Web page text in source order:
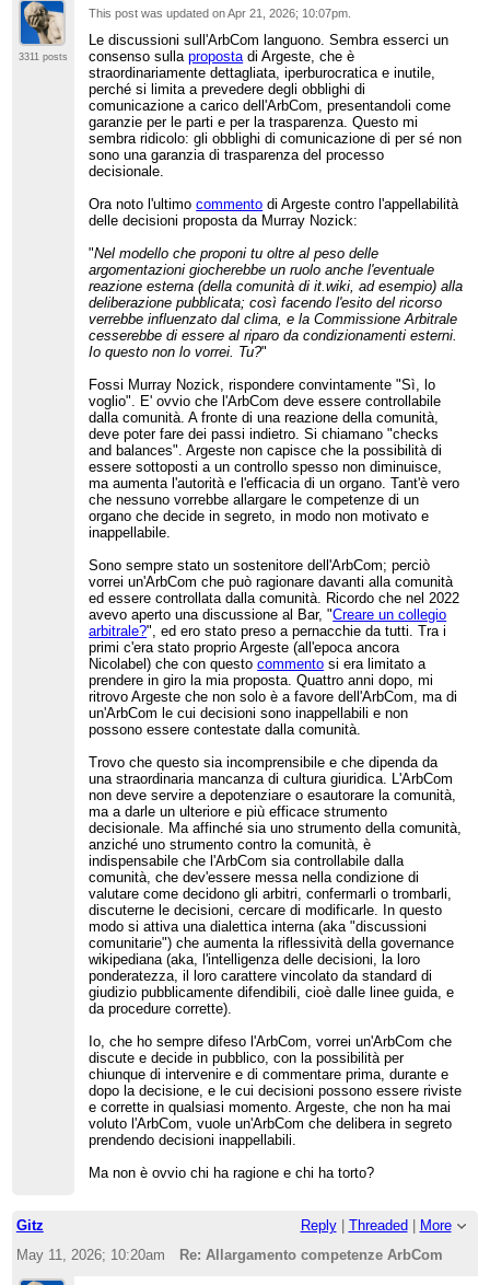
3311 posts
This post was updated onApr 21, 2026; 10:07pm
Le discussioni sull'ArbCom languono. Sembra esserci un
consenso sullapropostadi Argeste, che è
straordinariamente dettagliata, iperburocratica e inutile,
perché si limita a prevedere degli obblighi di
comunicazione a carico dell'ArbCom, presentandoli come
garanzie per le parti e per la trasparenza. Questo mi
sembra ridicolo: gli obblighi di comunicazione di per sé non
sono una garanzia di trasparenza del processo
decisionale.
Ora noto l'ultimocommento di Argeste contro l'appellabilità
delle decisioni proposta da Murray Nozick:
"Nel modello che proponi tu oltre al peso delle
argomentazioni giocherebbe un ruolo anche l'eventuale
reazione esterna (della comunità di it.wiki, ad esempio) alla
deliberazione pubblicata; così facendo l'esito del ricorso
verrebbe influenzato dal clima, e la Commissione Arbitrale
cesserebbe di essere al riparo da condizionamenti esterni.
Io questo non lo vorrei. Tu?"
Fossi Murray Nozick, rispondere convintamente "Sì, lo
voglio". E' ovvio che l'ArbCom deve essere controllabile
dalla comunità. A fronte di una reazione della comunità,
deve poter fare dei passi indietro. Si chiamano "checks
and balances". Argeste non capisce che la possibilità di
essere sottoposti a un controllo spesso non diminuisce,
ma aumenta l'autorità e l'efficacia di un organo. Tant'è vero
che nessuno vorrebbe allargare le competenze di un
organo che decide in segreto, in modo non motivato e
inappellabile.
Sono sempre stato un sostenitore dell'ArbCom; perciò
vorrei un'ArbCom che può ragionare davanti alla comunità
ed essere controllata dalla comunità. Ricordo che nel 2022
avevo aperto una discussione al Bar, "Creare un collegio
arbitrale?", ed ero stato preso a pernacchie da tutti. Tra i
primi c'era stato proprio Argeste (all'epoca ancora
Nicolabel) che con questocommento si era limitato a
prendere in giro la mia proposta. Quattro anni dopo, mi
ritrovo Argeste che non solo è a favore dell'ArbCom, ma di
un'ArbCom le cui decisioni sono inappellabili e non
possono essere contestate dalla comunità.
Trovo che questo sia incomprensibile e che dipenda da
una straordinaria mancanza di cultura giuridica. L'ArbCom
non deve servire a depotenziare o esautorare la comunità,
ma a darle un ulteriore e più efficace strumento
decisionale. Ma affinché sia uno strumento della comunità,
anziché uno strumento contro la comunità, è
indispensabile che l'ArbCom sia controllabile dalla
comunità, che dev'essere messa nella condizione di
valutare come decidono gli arbitri, confermarli o trombarli,
discuterne le decisioni, cercare di modificarle. In questo
modo si attiva una dialettica interna (aka "discussioni
comunitarie") che aumenta la riflessività della governance
wikipediana (aka, l'intelligenza delle decisioni, la loro
ponderatezza, il loro carattere vincolato da standard di
giudizio pubblicamente difendibili, cioè dalle linee guida, e
da procedure corrette).
Io, che ho sempre difeso l'ArbCom, vorrei un'ArbCom che
discute e decide in pubblico, con la possibilità per
chiunque di intervenire e di commentare prima, durante e
dopo la decisione, e le cui decisioni possono essere riviste
e corrette in qualsiasi momento. Argeste, che non ha mai
voluto l'ArbCom, vuole un'ArbCom che delibera in segreto
prendendo decisioni inappellabili.
Ma non è ovvio chi ha ragione e chi ha torto?
Gitz Reply| Threaded
More
May 11, 2026; 10:20am
Re: Allargamento competenze ArbCom